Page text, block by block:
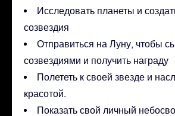
Исследовать планеты и
созвездия
Отправиться на Луну, чтобы
созвездиями и получить награду
Полететь к своей звезде и
красотой.
Показать свой личный